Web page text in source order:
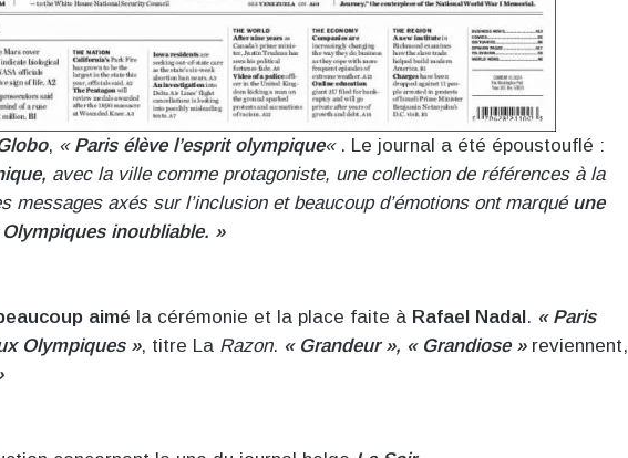
, « Paris élève l’esprit olympique« . Le journal a été époustouflé :
avec la ville comme protagoniste, une collection de références à la
messages axés sur l’inclusion et beaucoup d’émotions ont marqué une
inoubliable. »
aimé la cérémonie et la place faite à Rafael Nadal . « Paris
Olympiques », titre La Razon. « Grandeur », « Grandiose »reviennent,